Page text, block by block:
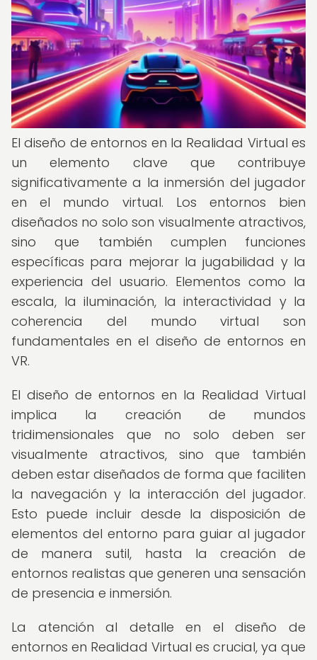
El diseño de entornos en la Realidad Virtual es
un elemento clave que contribuye
significativamente a la inmersión del jugador
en el mundo virtual. Los entornos bien
diseñados no solo son visualmente atractivos,
sino que también cumplen funciones
específicas para mejorar la jugabilidad y la
experiencia del usuario. Elementos como la
escala, la iluminación, la interactividad y la
coherencia del mundo virtual son
fundamentales en el diseño de entornos en
VR.
El diseño de entornos en la Realidad Virtual
implica la creación de mundos
tridimensionales que no solo deben ser
visualmente atractivos, sino que también
deben estar diseñados de forma que faciliten
la navegación y la interacción del jugador.
Esto puede incluir desde la disposición de
elementos del entorno para guiar al jugador
de manera sutil, hasta la creación de
entornos realistas que generen una sensación
de presencia e inmersión.
La atención al detalle en el diseño de
entornos en Realidad Virtual es crucial, ya que